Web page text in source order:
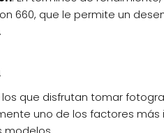
660, que le permite un
los que disfrutan tomar
uno de los factores